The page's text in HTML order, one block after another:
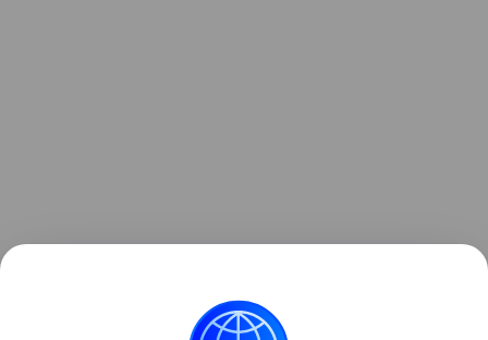
рассказывала